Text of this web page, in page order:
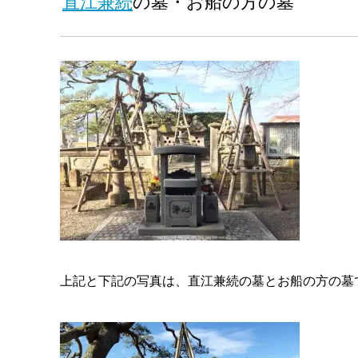
上記と下記の写真は、直江兼続の墓とお船の方の墓